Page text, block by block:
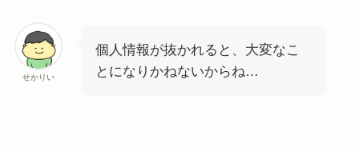
せかりい
個人情報が抜かれると、大変なこ
とになりかねないからね…